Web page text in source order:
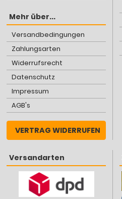
Mehr über...
Versandbedingungen
Zahlungsarten
Widerrufsrecht
Datenschutz
Impressum
AGB's
VERTRAG WIDERRUFEN
Versandarten